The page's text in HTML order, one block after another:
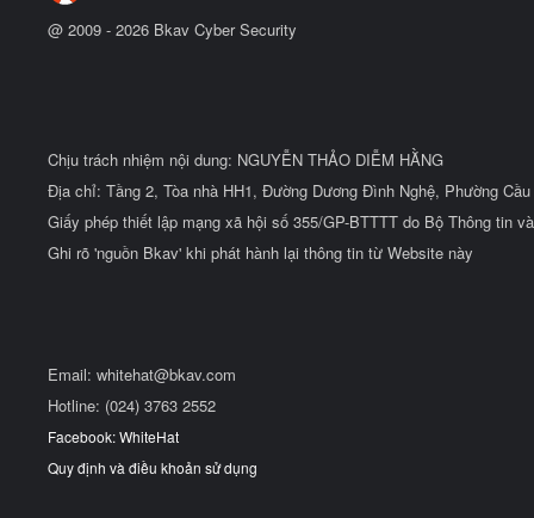
@ 2009 - 2026 Bkav Cyber Security
Chịu trách nhiệm nội dung: NGUYỄN THẢO DIỄM HẰNG
Địa chỉ: Tầng 2, Tòa nhà HH1, Đường Dương Đình Nghệ, Phường
Giấy phép thiết lập mạng xã hội số 355/GP-BTTTT do Bộ Thông tin
Ghi rõ 'nguồn Bkav' khi phát hành lại thông tin từ Website này
Email: whitehat@bkav.com
Hotline: (024) 3763 2552
Facebook: WhiteHat
Quy định và điều khoản sử dụng